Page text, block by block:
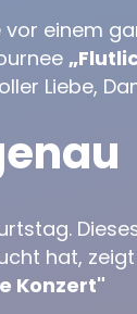
einem
Liebe,
hat,
Konzert"